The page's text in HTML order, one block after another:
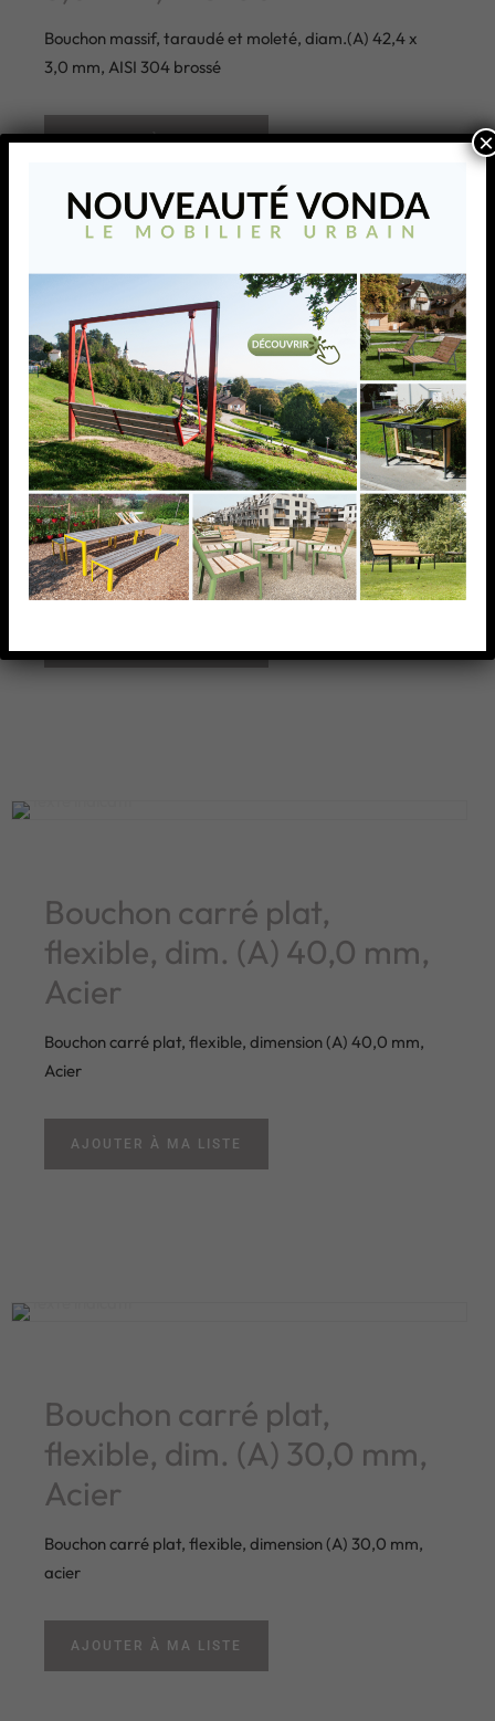
Bouchon massif, taraudé et moleté, diam.(A) 42,4 x
3,0 mm, AISI 304 brossé
AJOUTER À MA LISTE
Bouchon massif, moleté et
taraudé, diam.(A) 48,3 x
3,0 mm, AISI 304
Bouchon massif, moleté et taraudé, diam.(A) 48,3 x
3,0 mm, AISI 304 brossé
Bouchon carré plat,
flexible, dim. (A) 40,0 mm,
Acier
Bouchon carré plat, flexible, dimension (A) 40,0 mm,
Acier
AJOUTER À MA LISTE
Bouchon carré plat,
flexible, dim. (A) 30,0 mm,
Acier
Bouchon carré plat, flexible, dimension (A) 30,0 mm,
acier
AJOUTER À MA LISTE
×